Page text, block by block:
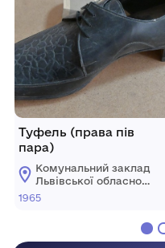
Туфель (права пів
пара)
Комунальний заклад
Львівської обласної
ради "Львівський
1965